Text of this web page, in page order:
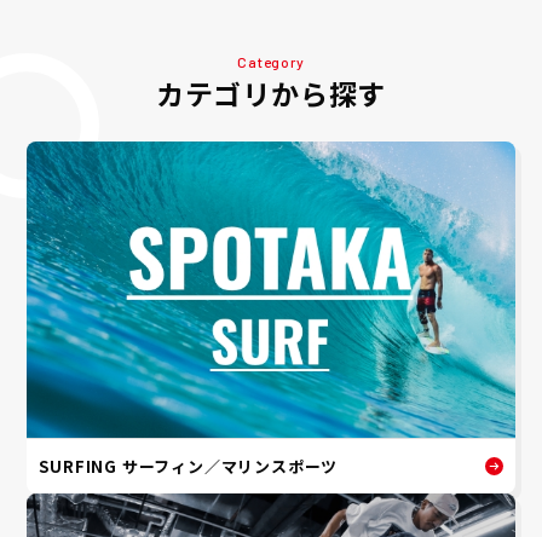
Category
カテゴリから探す
SURFING サーフィン／マリンスポーツ